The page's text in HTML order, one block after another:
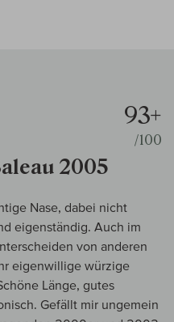
2005
93+
/100
Nase, dabei nicht
eigenständig. Auch im
von anderen
eigenwillige würzige
Länge, gutes
Gefällt mir ungemein